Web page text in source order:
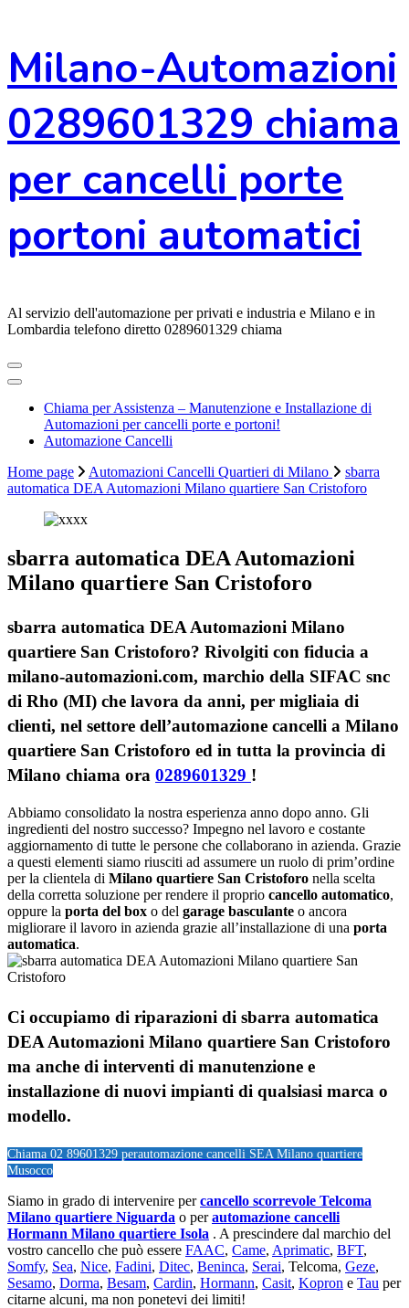
al
contenuto
Milano-Automazioni
0289601329 chiama
per cancelli porte
portoni automatici
Al servizio dell'automazione per privati e industria e Milano e in
Lombardia telefono diretto 0289601329 chiama
Chiama per Assistenza – Manutenzione e Installazione di
Automazioni per cancelli porte e portoni!
Automazione Cancelli
Home page
Automazioni Cancelli Quartieri di Milano
sbarra
automatica DEA Automazioni Milano quartiere San Cristoforo
sbarra automatica DEA Automazioni
Milano quartiere San Cristoforo
sbarra automatica DEA Automazioni Milano
quartiere San Cristoforo? Rivolgiti con fiducia a
milano-automazioni.com, marchio della SIFAC snc
di Rho (MI) che lavora da anni, per migliaia di
clienti, nel settore dell’automazione cancelli a Milano
quartiere San Cristoforo ed in tutta la provincia di
Milano chiama ora 0289601329 !
Abbiamo consolidato la nostra esperienza anno dopo anno. Gli
ingredienti del nostro successo? Impegno nel lavoro e costante
aggiornamento di tutte le persone che collaborano in azienda. Grazie
a questi elementi siamo riusciti ad assumere un ruolo di prim’ordine
per la clientela di Milano quartiere San Cristoforo nella scelta
della corretta soluzione per rendere il proprio cancello automatico,
oppure la porta del box o del garage basculante o ancora
migliorare il lavoro in azienda grazie all’installazione di una porta
automatica.
Ci occupiamo di riparazioni di sbarra automatica
DEA Automazioni Milano quartiere San Cristoforo
ma anche di interventi di manutenzione e
installazione di nuovi impianti di qualsiasi marca o
modello.
Chiama 02 89601329 perautomazione cancelli SEA Milano quartiere
Musocco
Siamo in grado di intervenire percancello scorrevole Telcoma
Milano quartiere Niguarda o perautomazione cancelli
Hormann Milano quartiere Isola . A prescindere dal marchio del
vostro cancello che può essere FAAC, Came, Aprimatic, BFT,
Somfy, Sea, Nice, Fadini, Ditec, Beninca, Serai, Telcoma, Geze,
Sesamo, Dorma, Besam, Cardin, Hormann, Casit, Kopron e Tau per
citarne alcuni, ma non ponetevi dei limiti!